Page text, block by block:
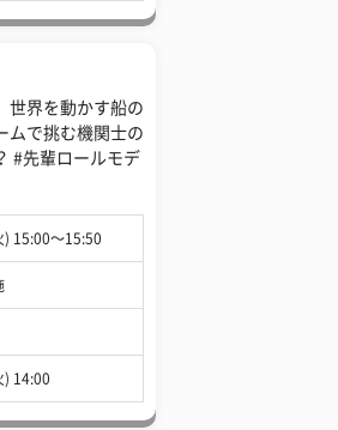
世界を動かす船の
ムで挑む機関士の
#先輩ロールモデ
15:00〜15:50
) 14:00